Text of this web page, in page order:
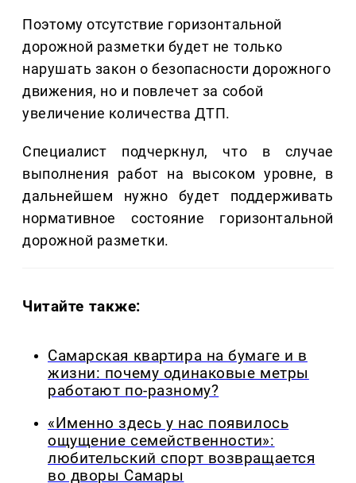
Поэтому отсутствие горизонтальной
дорожной разметки будет не только
нарушать закон о безопасности дорожного
движения, но и повлечет за собой
увеличение количества ДТП.
Специалист подчеркнул, что в случае
выполнения работ на высоком уровне, в
дальнейшем нужно будет поддерживать
нормативное состояние горизонтальной
дорожной разметки.
Читайте также:
Самарская квартира на бумаге и в
жизни: почему одинаковые метры
работают по-разному?
«Именно здесь у нас появилось
ощущение семейственности»:
любительский спорт возвращается
во дворы Самары